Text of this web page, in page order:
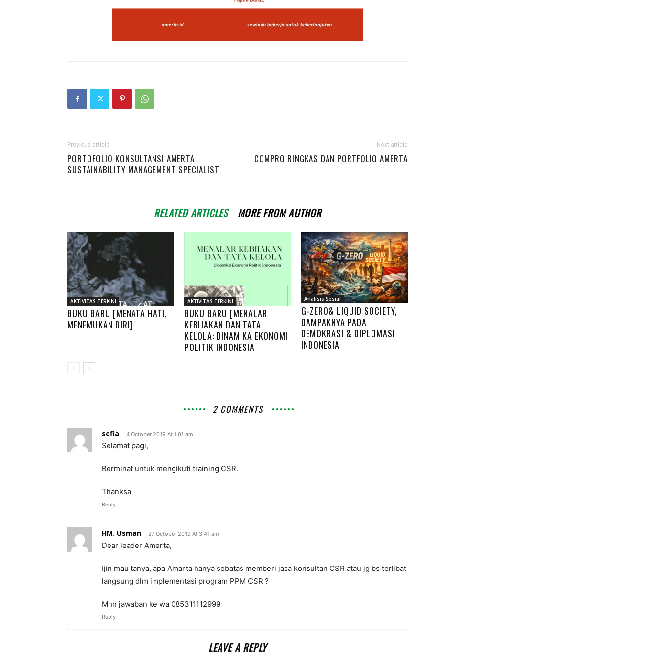
Previous article
PORTOFOLIO KONSULTANSI AMERTA
SUSTAINABILITY MANAGEMENT SPECIALIST
Next article
COMPRO RINGKAS DAN PORTFOLIO AMERTA
RELATED ARTICLES MORE FROM AUTHOR
AKTIVITAS TERKINI
BUKU BARU [MENATA HATI,
MENEMUKAN DIRI]
AKTIVITAS TERKINI
BUKU BARU [MENALAR
KEBIJAKAN DAN TATA
KELOLA: DINAMIKA EKONOMI
POLITIK INDONESIA
Analisis Sosial
G-ZERO& LIQUID SOCIETY,
DAMPAKNYA PADA
DEMOKRASI & DIPLOMASI
INDONESIA
2 COMMENTS
sofia 4 October 2019 At 1:01 am
Selamat pagi,
Berminat untuk mengikuti training CSR.
Thanksa
Reply
HM. Usman 27 October 2019 At 3:41 am
Dear leader Amerta,
Ijin mau tanya, apa Amarta hanya sebatas memberi jasa konsultan CSR atau jg bs terlibat
langsung dlm implementasi program PPM CSR ?
Mhn jawaban ke wa 085311112999
Reply
LEAVE A REPLY